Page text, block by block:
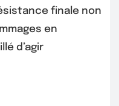
finale non
en
d’agir